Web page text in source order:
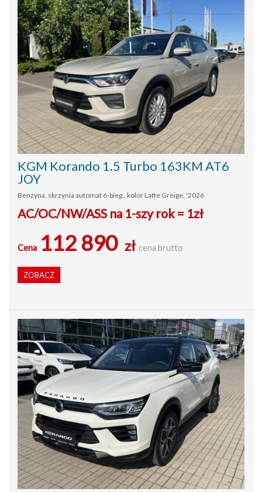
KGM Korando 1.5 Turbo 163KM AT6
JOY
Benzyna, skrzynia automat 6-bieg., kolor Latte Greige, '2026
AC/OC/NW/ASS na 1-szy rok = 1zł
Cena 112 890 zł cena brutto
ZOBACZ